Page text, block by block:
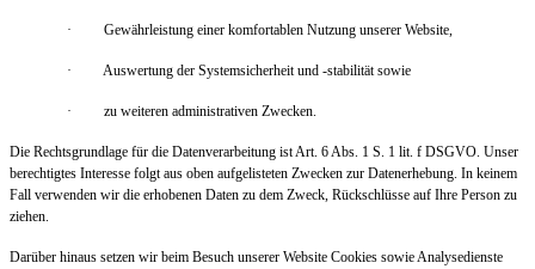
· Gewährleistung einer komfortablen Nutzung unserer Website,
· Auswertung der Systemsicherheit und -stabilität sowie
· zu weiteren administrativen Zwecken.
Die Rechtsgrundlage für die Datenverarbeitung ist Art. 6 Abs. 1 S. 1 lit. f DSGVO. Unser
berechtigtes Interesse folgt aus oben aufgelisteten Zwecken zur Datenerhebung. In keinem
Fall verwenden wir die erhobenen Daten zu dem Zweck, Rückschlüsse auf Ihre Person zu
ziehen.
Darüber hinaus setzen wir beim Besuch unserer Website Cookies sowie Analysedienste